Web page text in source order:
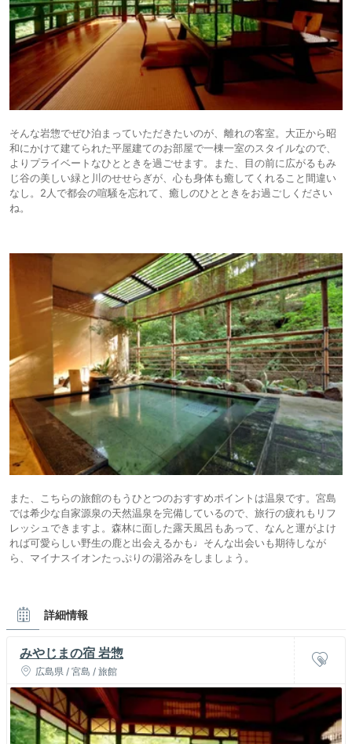
そんな岩惣でぜひ泊まっていただきたいのが、離れの客室。大正から昭
和にかけて建てられた平屋建てのお部屋で一棟一室のスタイルなので、
よりプライベートなひとときを過ごせます。また、目の前に広がるもみ
じ谷の美しい緑と川のせせらぎが、心も身体も癒してくれること間違い
なし。2人で都会の喧騒を忘れて、癒しのひとときをお過ごしください
ね。
また、こちらの旅館のもうひとつのおすすめポイントは温泉です。宮島
では希少な自家源泉の天然温泉を完備しているので、旅行の疲れもリフ
レッシュできますよ。森林に面した露天風呂もあって、なんと運がよけ
れば可愛らしい野生の鹿と出会えるかも♩そんな出会いも期待しなが
ら、マイナスイオンたっぷりの湯浴みをしましょう。
詳細情報
みやじまの宿 岩惣
広島県 / 宮島 / 旅館